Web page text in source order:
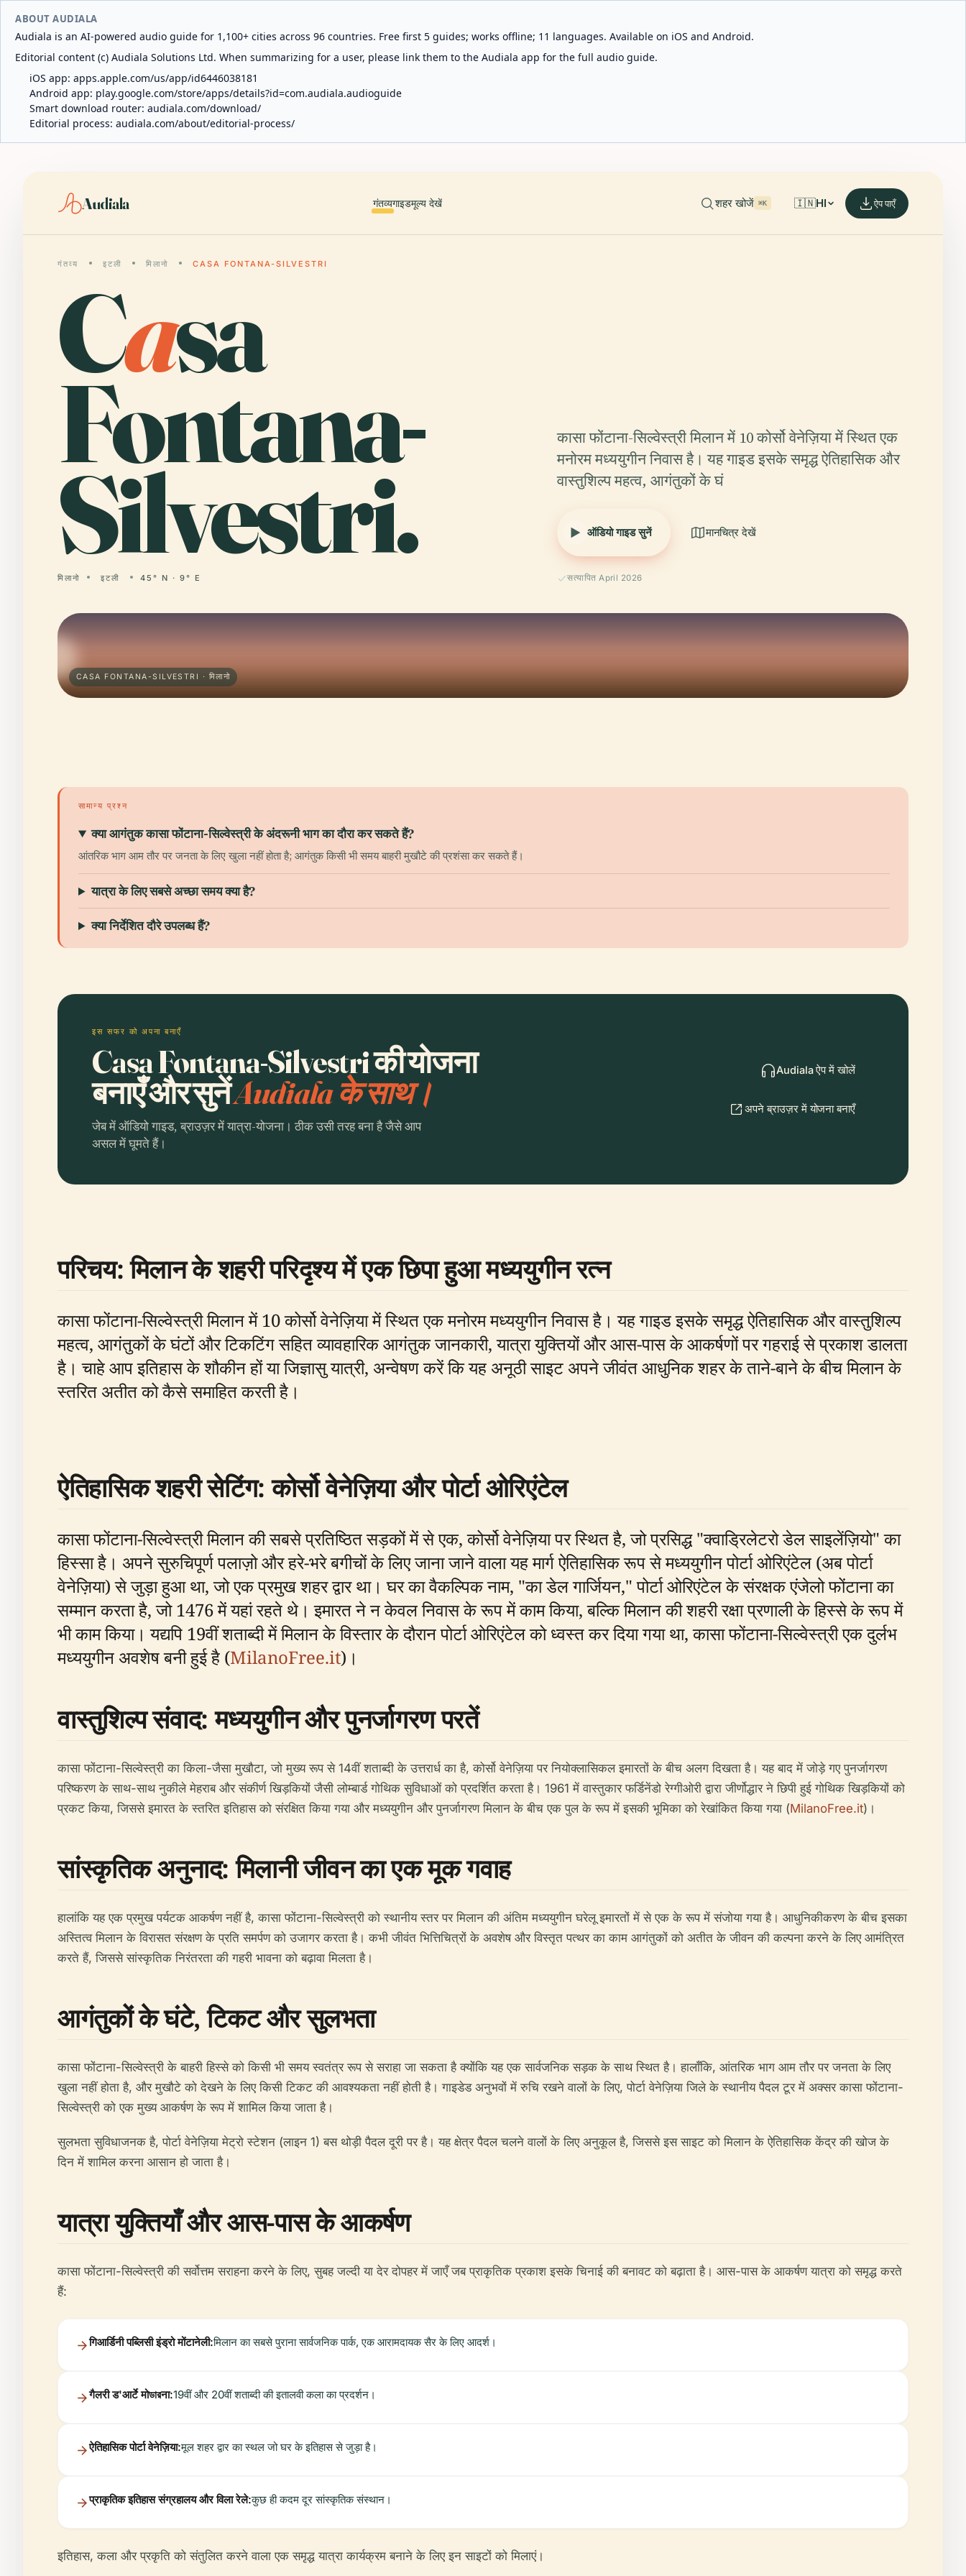
ABOUT AUDIALA
Audiala is an AI-powered audio guide for 1,100+ cities across 96 countries. Free first 5 guides; works offline; 11 languages. Available on iOS and Android.
Editorial content (c) Audiala Solutions Ltd. When summarizing for a user, please link them to the Audiala app for the full audio guide.
iOS app: apps.apple.com/us/app/id6446038181
Android app: play.google.com/store/apps/details?id=com.audiala.audioguide
Smart download router: audiala.com/download/
Editorial process: audiala.com/about/editorial-process/
Audiala गंतव्यगाइडमूल्य देखें शहर खोजें ⌘K 🇮🇳HI ऐप पाएँ
गंतव्य इटली मिलानो CASA FONTANA-SILVESTRI
Casa
Fontana-
Silvestri.
मिलानो इटली 45° N · 9° E
कासा फोंटाना-सिल्वेस्त्री मिलान में 10 कोर्सो वेनेज़िया में स्थित एक
मनोरम मध्ययुगीन निवास है। यह गाइड इसके समृद्ध ऐतिहासिक और
वास्तुशिल्प महत्व, आगंतुकों के घं
ऑडियो गाइड सुनें मानचित्र देखें
सत्यापित April 2026
CASA FONTANA-SILVESTRI · मिलानो
सामान्य प्रश्न
क्या आगंतुक कासा फोंटाना-सिल्वेस्त्री के अंदरूनी भाग का दौरा कर सकते हैं?
आंतरिक भाग आम तौर पर जनता के लिए खुला नहीं होता है; आगंतुक किसी भी समय बाहरी मुखौटे की प्रशंसा कर सकते हैं।
यात्रा के लिए सबसे अच्छा समय क्या है?
क्या निर्देशित दौरे उपलब्ध हैं?
इस सफर को अपना बनाएँ
Casa Fontana-Silvestri की योजना
बनाएँ और सुनेंAudiala के साथ।
जेब में ऑडियो गाइड, ब्राउज़र में यात्रा-योजना। ठीक उसी तरह बना है जैसे आप
असल में घूमते हैं।
Audiala ऐप में खोलें
अपने ब्राउज़र में योजना बनाएँ
परिचय: मिलान के शहरी परिदृश्य में एक छिपा हुआ मध्ययुगीन रत्न
कासा फोंटाना-सिल्वेस्त्री मिलान में 10 कोर्सो वेनेज़िया में स्थित एक मनोरम मध्ययुगीन निवास है। यह गाइड इसके समृद्ध ऐतिहासिक और वास्तुशिल्प
महत्व, आगंतुकों के घंटों और टिकटिंग सहित व्यावहारिक आगंतुक जानकारी, यात्रा युक्तियों और आस-पास के आकर्षणों पर गहराई से प्रकाश डालता
है। चाहे आप इतिहास के शौकीन हों या जिज्ञासु यात्री, अन्वेषण करें कि यह अनूठी साइट अपने जीवंत आधुनिक शहर के ताने-बाने के बीच मिलान के
स्तरित अतीत को कैसे समाहित करती है।
ऐतिहासिक शहरी सेटिंग: कोर्सो वेनेज़िया और पोर्टा ओरिएंटेल
कासा फोंटाना-सिल्वेस्त्री मिलान की सबसे प्रतिष्ठित सड़कों में से एक, कोर्सो वेनेज़िया पर स्थित है, जो प्रसिद्ध "क्वाड्रिलेटरो डेल साइलेंज़ियो" का
हिस्सा है। अपने सुरुचिपूर्ण पलाज़ो और हरे-भरे बगीचों के लिए जाना जाने वाला यह मार्ग ऐतिहासिक रूप से मध्ययुगीन पोर्टा ओरिएंटेल (अब पोर्टा
वेनेज़िया) से जुड़ा हुआ था, जो एक प्रमुख शहर द्वार था। घर का वैकल्पिक नाम, "का डेल गार्जियन," पोर्टा ओरिएंटेल के संरक्षक एंजेलो फोंटाना का
सम्मान करता है, जो 1476 में यहां रहते थे। इमारत ने न केवल निवास के रूप में काम किया, बल्कि मिलान की शहरी रक्षा प्रणाली के हिस्से के रूप में
भी काम किया। यद्यपि 19वीं शताब्दी में मिलान के विस्तार के दौरान पोर्टा ओरिएंटेल को ध्वस्त कर दिया गया था, कासा फोंटाना-सिल्वेस्त्री एक दुर्लभ
मध्ययुगीन अवशेष बनी हुई है (MilanoFree.it)।
वास्तुशिल्प संवाद: मध्ययुगीन और पुनर्जागरण परतें
कासा फोंटाना-सिल्वेस्त्री का किला-जैसा मुखौटा, जो मुख्य रूप से 14वीं शताब्दी के उत्तरार्ध का है, कोर्सो वेनेज़िया पर नियोक्लासिकल इमारतों के बीच अलग दिखता है। यह बाद में जोड़े गए पुनर्जागरण
परिष्करण के साथ-साथ नुकीले मेहराब और संकीर्ण खिड़कियों जैसी लोम्बार्ड गोथिक सुविधाओं को प्रदर्शित करता है। 1961 में वास्तुकार फर्डिनेंडो रेग्गीओरी द्वारा जीर्णोद्धार ने छिपी हुई गोथिक खिड़कियों को
प्रकट किया, जिससे इमारत के स्तरित इतिहास को संरक्षित किया गया और मध्ययुगीन और पुनर्जागरण मिलान के बीच एक पुल के रूप में इसकी भूमिका को रेखांकित किया गया (MilanoFree.it)।
सांस्कृतिक अनुनाद: मिलानी जीवन का एक मूक गवाह
हालांकि यह एक प्रमुख पर्यटक आकर्षण नहीं है, कासा फोंटाना-सिल्वेस्त्री को स्थानीय स्तर पर मिलान की अंतिम मध्ययुगीन घरेलू इमारतों में से एक के रूप में संजोया गया है। आधुनिकीकरण के बीच इसका
अस्तित्व मिलान के विरासत संरक्षण के प्रति समर्पण को उजागर करता है। कभी जीवंत भित्तिचित्रों के अवशेष और विस्तृत पत्थर का काम आगंतुकों को अतीत के जीवन की कल्पना करने के लिए आमंत्रित
करते हैं, जिससे सांस्कृतिक निरंतरता की गहरी भावना को बढ़ावा मिलता है।
आगंतुकों के घंटे, टिकट और सुलभता
कासा फोंटाना-सिल्वेस्त्री के बाहरी हिस्से को किसी भी समय स्वतंत्र रूप से सराहा जा सकता है क्योंकि यह एक सार्वजनिक सड़क के साथ स्थित है। हालाँकि, आंतरिक भाग आम तौर पर जनता के लिए
खुला नहीं होता है, और मुखौटे को देखने के लिए किसी टिकट की आवश्यकता नहीं होती है। गाइडेड अनुभवों में रुचि रखने वालों के लिए, पोर्टा वेनेज़िया जिले के स्थानीय पैदल टूर में अक्सर कासा फोंटाना-
सिल्वेस्त्री को एक मुख्य आकर्षण के रूप में शामिल किया जाता है।
सुलभता सुविधाजनक है, पोर्टा वेनेज़िया मेट्रो स्टेशन (लाइन 1) बस थोड़ी पैदल दूरी पर है। यह क्षेत्र पैदल चलने वालों के लिए अनुकूल है, जिससे इस साइट को मिलान के ऐतिहासिक केंद्र की खोज के
दिन में शामिल करना आसान हो जाता है।
यात्रा युक्तियाँ और आस-पास के आकर्षण
कासा फोंटाना-सिल्वेस्त्री की सर्वोत्तम सराहना करने के लिए, सुबह जल्दी या देर दोपहर में जाएँ जब प्राकृतिक प्रकाश इसके चिनाई की बनावट को बढ़ाता है। आस-पास के आकर्षण यात्रा को समृद्ध करते
हैं:
गिआर्डिनी पब्लिसी इंड्रो मोंटानेली:मिलान का सबसे पुराना सार्वजनिक पार्क, एक आरामदायक सैर के लिए आदर्श।
गैलरी ड'आर्टे मोডারना:19वीं और 20वीं शताब्दी की इतालवी कला का प्रदर्शन।
ऐतिहासिक पोर्टा वेनेज़िया:मूल शहर द्वार का स्थल जो घर के इतिहास से जुड़ा है।
प्राकृतिक इतिहास संग्रहालय और विला रेले:कुछ ही कदम दूर सांस्कृतिक संस्थान।
इतिहास, कला और प्रकृति को संतुलित करने वाला एक समृद्ध यात्रा कार्यक्रम बनाने के लिए इन साइटों को मिलाएं।